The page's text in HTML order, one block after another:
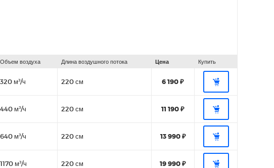
Объем воздуха Длина воздушного потока Цена Купить
320 м³/ч 220 см 6 190 ₽
440 м³/ч 220 см 11 190 ₽
640 м³/ч 220 см 13 990 ₽
1170 м³/ч 220 см 19 990 ₽